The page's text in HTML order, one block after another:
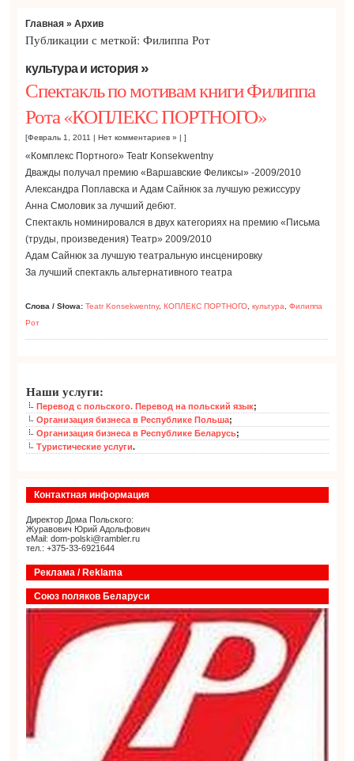
Главная » Архив
Публикации с меткой: Филиппа Рот
культура и история»
Спектакль по мотивам книги Филиппа
Рота «КОПЛЕКС ПОРТНОГО»
[Февраль 1, 2011 |Нет комментариев » | ]
«Комплекс Портного» Teatr Konsekwentny
Дважды получал премию «Варшавские Феликсы» -2009/2010
Александра Поплавска и Адам Сайнюк за лучшую режиссуру
Анна Смоловик за лучший дебют.
Спектакль номинировался в двух категориях на премию «Письма
(труды, произведения) Театр» 2009/2010
Адам Сайнюк за лучшую театральную инсценировку
За лучший спектакль альтернативного театра
Слова / Słowa: Teatr Konsekwentny,КОПЛЕКС ПОРТНОГО ,культура ,Филиппа
Рот
Наши услуги:
Перевод с польского. Перевод на польский язык;
Организация бизнеса в Республике Польша;
Организация бизнеса в Республике Беларусь;
Туристические услуги.
Контактная информация
Директор Дома Польского:
Журавович Юрий Адольфович
eMail: dom-polski@rambler.ru
тел.: +375-33-6921644
Реклама / Reklama
Союз поляков Беларуси